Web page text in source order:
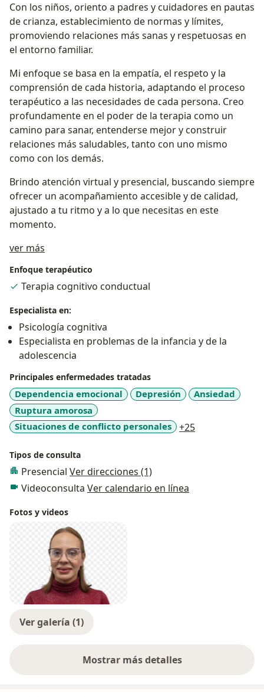
Con los niños, oriento a padres y cuidadores en pautas
de crianza, establecimiento de normas y límites,
promoviendo relaciones más sanas y respetuosas en
el entorno familiar.
Mi enfoque se basa en la empatía, el respeto y la
comprensión de cada historia, adaptando el proceso
terapéutico a las necesidades de cada persona. Creo
profundamente en el poder de la terapia como un
camino para sanar, entenderse mejor y construir
relaciones más saludables, tanto con uno mismo
como con los demás.
Brindo atención virtual y presencial, buscando siempre
ofrecer un acompañamiento accesible y de calidad,
ajustado a tu ritmo y a lo que necesitas en este
momento.
ver más
Enfoque terapéutico
Terapia cognitivo conductual
Especialista en:
Psicología cognitiva
Especialista en problemas de la infancia y de la
adolescencia
Principales enfermedades tratadas
Dependencia emocional Depresión
Ansiedad
Ruptura amorosa
Situaciones de conflicto personales
+25
Tipos de consulta
Presencial Ver direcciones (1)
Videoconsulta Ver calendario en línea
Fotos y videos
Ver galería (1)
Mostrar más detalles
sobre la experiencia